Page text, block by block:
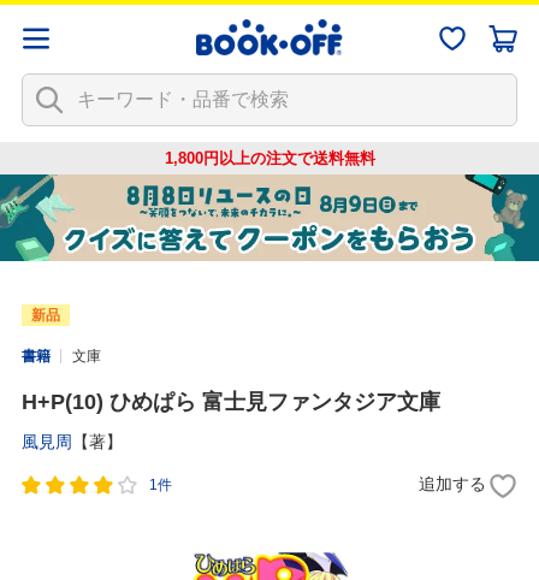
1,800円以上の注文で送料無料
新品
書籍 文庫
H+P(10) ひめぱら 富士見ファンタジア文庫
風見周 【著】
1件 追加する